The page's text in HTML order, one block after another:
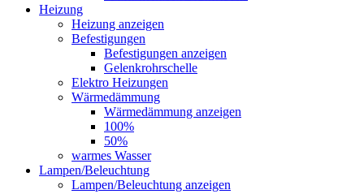
Heizung
Heizung anzeigen
Befestigungen
Befestigungen anzeigen
Gelenkrohrschelle
Elektro Heizungen
Wärmedämmung
Wärmedämmung anzeigen
100%
50%
warmes Wasser
Lampen/Beleuchtung
Lampen/Beleuchtung anzeigen